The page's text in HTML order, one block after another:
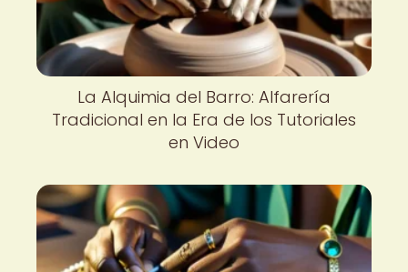
La Alquimia del Barro: Alfarería
Tradicional en la Era de los Tutoriales
en Video